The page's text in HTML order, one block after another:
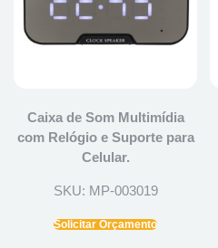
Caixa de Som Multimídia
com Relógio e Suporte para
Celular.
SKU: MP-003019
Solicitar Orçamento